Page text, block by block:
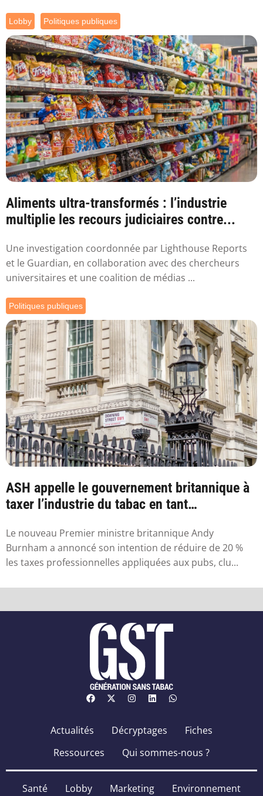
Lobby Politiques publiques
Aliments ultra-transformés : l’industrie
multiplie les recours judiciaires contre...
Une investigation coordonnée par Lighthouse Reports
et le Guardian, en collaboration avec des chercheurs
universitaires et une coalition de médias ...
Politiques publiques
ASH appelle le gouvernement britannique à
taxer l’industrie du tabac en tant
Le nouveau Premier ministre britannique Andy
Burnham a annoncé son intention de réduire de 20 %
les taxes professionnelles appliquées aux pubs, clu...
Actualités Décryptages
Fiches
Ressources
Qui sommes-nous ?
Santé Lobby Marketing
Environnement